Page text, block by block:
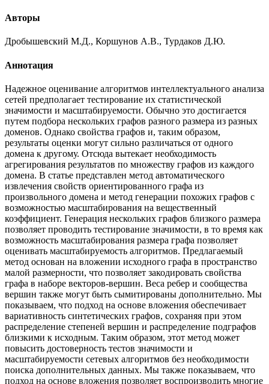
Авторы
Дробышевский М.Д., Коршунов А.В., Турдаков Д.Ю.
Аннотация
Надежное оценивание алгоритмов интеллектуального анализа
сетей предполагает тестирование их статистической
значимости и масштабируемости. Обычно это достигается
путем подбора нескольких графов разного размера из разных
доменов. Однако свойства графов и, таким образом,
результаты оценки могут сильно различаться от одного
домена к другому. Отсюда вытекает необходимость
агрегирования результатов по множеству графов из каждого
домена. В статье представлен метод автоматического
извлечения свойств ориентированного графа из
произвольного домена и метод генерации похожих графов с
возможностью масштабирования на вещественный
коэффициент. Генерация нескольких графов близкого размера
позволяет проводить тестирование значимости, в то время как
возможность масштабирования размера графа позволяет
оценивать масштабируемость алгоритмов. Предлагаемый
метод основан на вложении исходного графа в пространство
малой размерности, что позволяет закодировать свойства
графа в наборе векторов-вершин. Веса ребер и сообщества
вершин также могут быть сымитированы дополнительно. Мы
показываем, что подход на основе вложения обеспечивает
вариативность синтетических графов, сохраняя при этом
распределение степеней вершин и распределение подграфов
близкими к исходным. Таким образом, этот метод может
повысить достоверность тестов значимости и
масштабируемости сетевых алгоритмов без необходимости
поиска дополнительных данных. Мы также показываем, что
подход на основе вложения позволяет воспроизводить многие